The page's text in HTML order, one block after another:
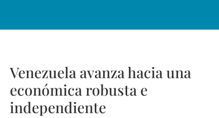
Venezuela avanza hacia una
económica robusta e
independiente